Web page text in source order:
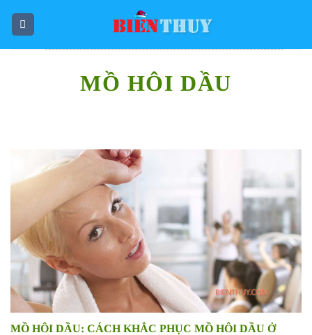
MỒ HÔI DẦU
MỒ HÔI DẦU: CÁCH KHẮC PHỤC MỒ HÔI DẦU Ở